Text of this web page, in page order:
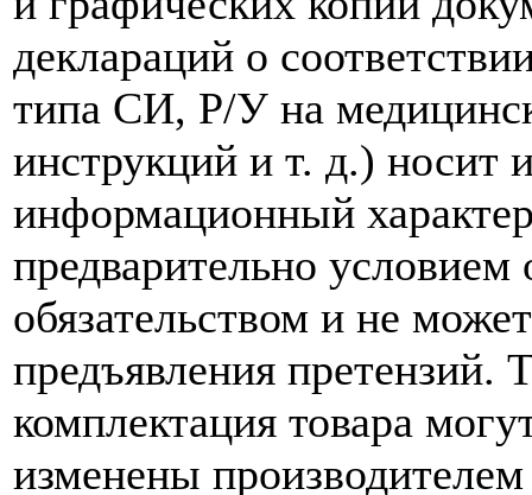
деклараций о
типа СИ, Р/У на
инструкций и т. д.) носит
информационный
предварительно условием
обязательством и не
предъявления претензий.
комплектация товара
изменены производителем